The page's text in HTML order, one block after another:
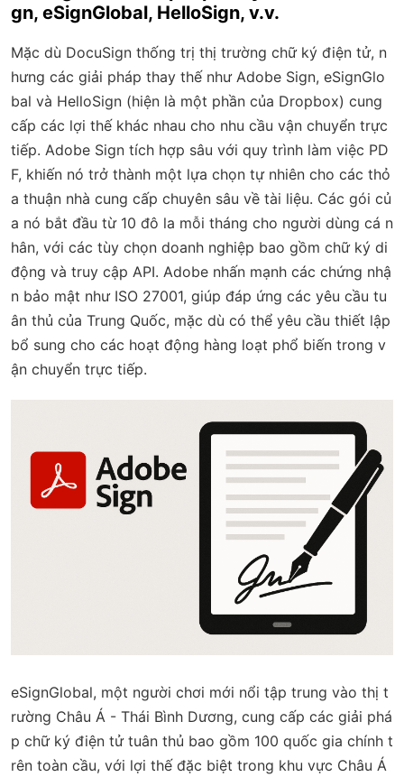
gn, eSignGlobal, HelloSign, v.v.
Mặc dù DocuSign thống trị thị trường chữ ký điện tử, n
hưng các giải pháp thay thế như Adobe Sign, eSignGlo
bal và HelloSign (hiện là một phần của Dropbox) cung
cấp các lợi thế khác nhau cho nhu cầu vận chuyển trực
tiếp. Adobe Sign tích hợp sâu với quy trình làm việc PD
F, khiến nó trở thành một lựa chọn tự nhiên cho các thỏ
a thuận nhà cung cấp chuyên sâu về tài liệu. Các gói củ
a nó bắt đầu từ 10 đô la mỗi tháng cho người dùng cá n
hân, với các tùy chọn doanh nghiệp bao gồm chữ ký di
động và truy cập API. Adobe nhấn mạnh các chứng nhậ
n bảo mật như ISO 27001, giúp đáp ứng các yêu cầu tu
ân thủ của Trung Quốc, mặc dù có thể yêu cầu thiết lập
bổ sung cho các hoạt động hàng loạt phổ biến trong v
ận chuyển trực tiếp.
eSignGlobal, một người chơi mới nổi tập trung vào thị t
rường Châu Á - Thái Bình Dương, cung cấp các giải phá
p chữ ký điện tử tuân thủ bao gồm 100 quốc gia chính t
rên toàn cầu, với lợi thế đặc biệt trong khu vực Châu Á